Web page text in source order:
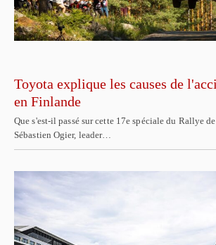
Toyota explique les causes de
en Finlande
Que s'est-il passé sur cette 17e spéciale du Rallye
Sébastien Ogier, leader…